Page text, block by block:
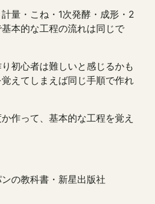
量・こね・1次発酵・成形・2
本的な工程の流れは同じで
初心者は難しいと感じるかも
えてしまえば同じ手順で作れ
作って、基本的な工程を覚え
の教科書・新星出版社